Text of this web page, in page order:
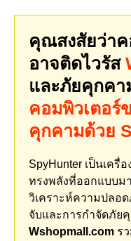
คุณสงสัยว่า
อาจติดไวรัส
และภัยคุกคา
คอมพิวเตอร์
คุกคามด้วย
SpyHunter เป็นเค
ทรงพลังที่ออกแบบม
วิเคราะห์ความปลอ
จับและการกำจัดภัย
Wshopmall.com ร